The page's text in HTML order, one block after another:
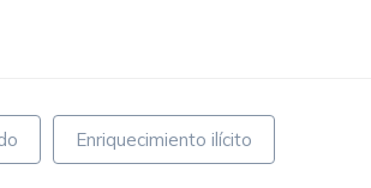
Enriquecimiento ilícito